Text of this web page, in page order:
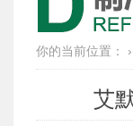
你的当前位置： ›
艾